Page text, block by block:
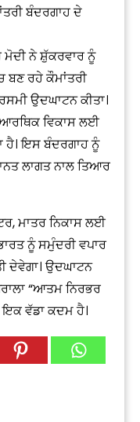
ਬੰਦਰਗਾਹ ਦੇ
ਮੋਦੀ ਨੇ ਸ਼ੁੱਕਰਵਾਰ ਨੂੰ
ਬਣ ਰਹੇ ਕੌਮਾਂਤਰੀ
ਉਦਘਾਟਨ ਕੀਤਾ।
ਵਿਕਾਸ ਲਈ
ਹੈ। ਇਸ ਬੰਦਰਗਾਹ ਨੂੰ
ਲਾਗਤ ਨਾਲ ਤਿਆਰ
ਮਾਤਰ ਨਿਕਾਸ ਲਈ
ਨੂੰ ਸਮੁੰਦਰੀ ਵਪਾਰ
ਦੇਵੇਗਾ। ਉਦਘਾਟਨ
“ਆਤਮ ਨਿਰਭਰ
ਵੱਡਾ ਕਦਮ ਹੈ।